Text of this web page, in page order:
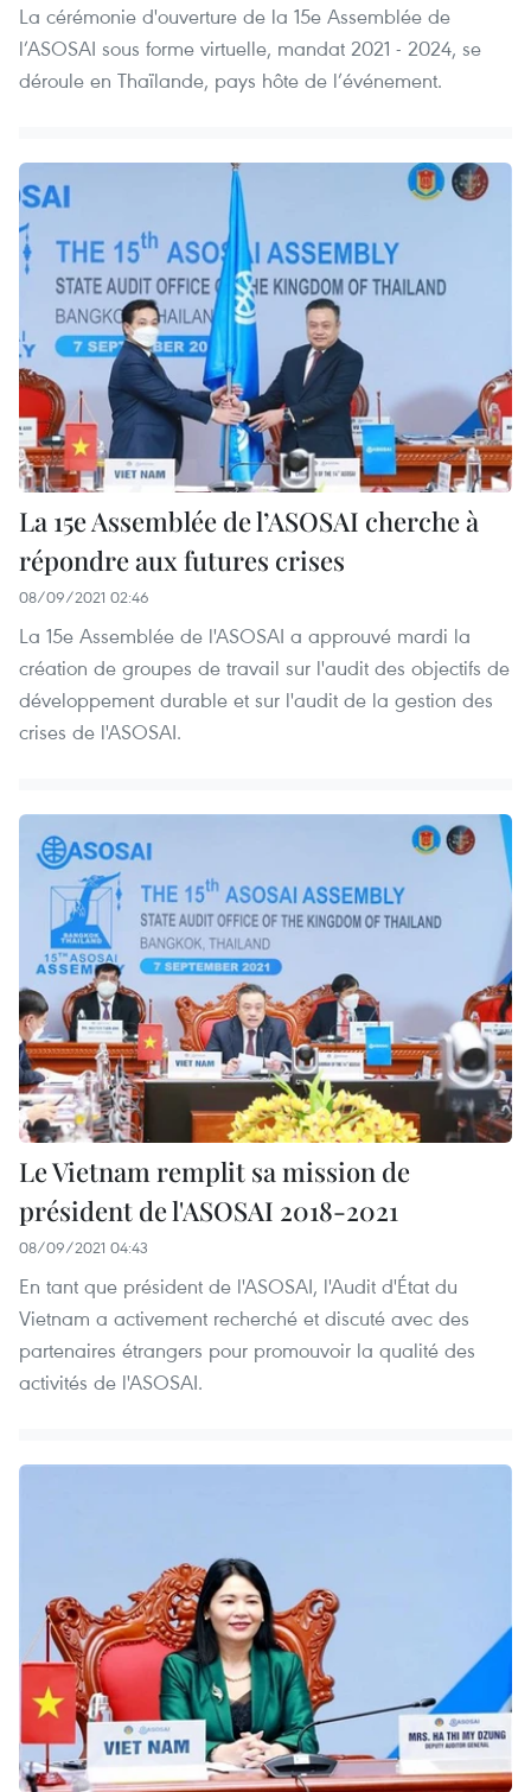
La cérémonie d'ouverture de la 15e Assemblée de
l’ASOSAI sous forme virtuelle, mandat 2021 - 2024, se
déroule en Thaïlande, pays hôte de l’événement.
La 15e Assemblée de l’ASOSAI cherche à
répondre aux futures crises
08/09/2021 02:46
La 15e Assemblée de l'ASOSAI a approuvé mardi la
création de groupes de travail sur l'audit des objectifs de
développement durable et sur l'audit de la gestion des
crises de l'ASOSAI.
Le Vietnam remplit sa mission de
président de l'ASOSAI 2018-2021
08/09/2021 04:43
En tant que président de l'ASOSAI, l'Audit d'État du
Vietnam a activement recherché et discuté avec des
partenaires étrangers pour promouvoir la qualité des
activités de l'ASOSAI.